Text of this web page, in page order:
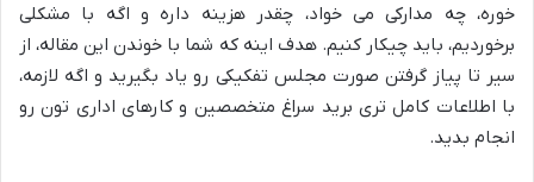
خوره، چه مدارکی می خواد، چقدر هزینه داره و اگه با مشکلی
برخوردیم، باید چیکار کنیم. هدف اینه که شما با خوندن این مقاله، از
سیر تا پیاز گرفتن صورت مجلس تفکیکی رو یاد بگیرید و اگه لازمه،
با اطلاعات کامل تری برید سراغ متخصصین و کارهای اداری تون رو
انجام بدید.